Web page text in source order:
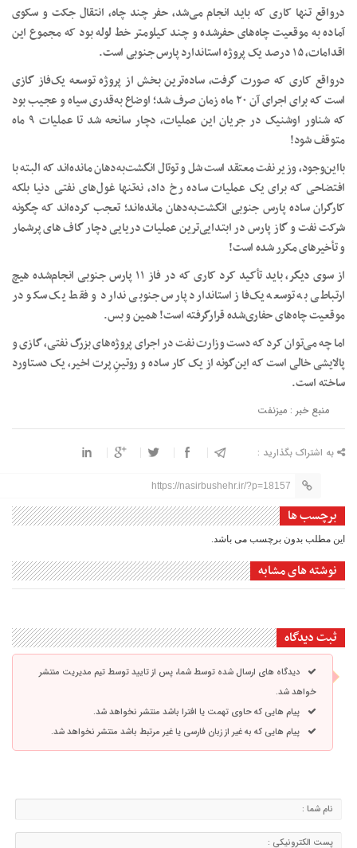
درواقع تنها کاری که باید انجام می‌شد، حفر چند چاه، انتقال جکت و سکوی
آماده به موقعیت چاه‌های حفرشده و چند کیلومتر خط لوله بود که مجموع این
اقدامات، ۱۵ درصد یک پروژه استاندارد پارس جنوبی است.
درواقع کاری که صورت گرفت، ساده‌ترین بخش از پروژه توسعه یک‌فاز گازی
است که برای اجرای آن ۲۰ ماه زمان صرف شد؛ اوضاع به‌قدری سیاه و عجیب بود
که شناور اوشنیک در جریان این عملیات، دچار سانحه شد تا عملیات ۹ ماه
متوقف شود!
بااین‌وجود، وزیر نفت معتقد است شل و توتال انگشت‌به‌دهان مانده‌اند که البته با
افتضاحی که برای یک عملیات ساده رخ داد، نه‌تنها غول‌های نفتی دنیا بلکه
کارگران ساده پارس جنوبی انگشت‌به‌دهان مانده‌اند؛ تعجب کرده‌اند که چگونه
شرکت نفت و گاز پارس در ابتدایی‌ترین عملیات دریایی دچار گاف های پرشمار
و تأخیرهای مکرر شده است!
از سوی دیگر، باید تأکید کرد کاری که در فاز ۱۱ پارس جنوبی انجام‌شده هیچ
ارتباطی به توسعه یک‌فاز استاندارد پارس جنوبی ندارد و فقط یک سکو در
موقعیت چاه‌های حفاری‌شده قرارگرفته است! همین و بس.
اما چه می‌توان کرد که دست وزارت نفت در اجرای پروژه‌های بزرگ نفتی، گازی و
پالایشی خالی است که این‌گونه از یک کار ساده و روتینِ پرت اخیر، یک دستاورد
ساخته است.
منبع خبر : میزنفت
به اشتراک بگذارید :
https://nasirbushehr.ir/?p=18157
برچسب ها
این مطلب بدون برچسب می باشد.
نوشته های مشابه
ثبت دیدگاه
دیدگاه های ارسال شده توسط شما، پس از تایید توسط تیم مدیریت منتشر
خواهد شد.
پیام هایی که حاوی تهمت یا افترا باشد منتشر نخواهد شد.
پیام هایی که به غیر از زبان فارسی یا غیر مرتبط باشد منتشر نخواهد شد.